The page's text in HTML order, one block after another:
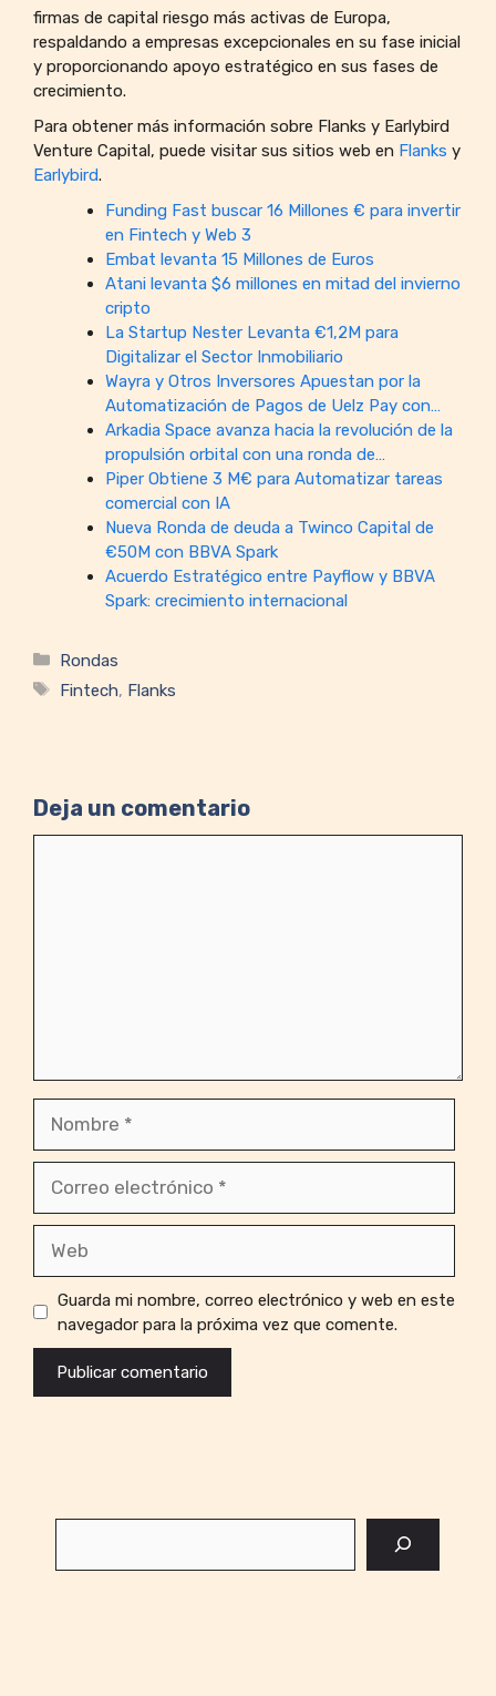
firmas de capital riesgo más activas de Europa,
respaldando a empresas excepcionales en su fase inicial
y proporcionando apoyo estratégico en sus fases de
crecimiento.
Para obtener más información sobre Flanks y Earlybird
Venture Capital, puede visitar sus sitios web en Flanks y
Earlybird.
Funding Fast buscar 16 Millones € para invertir
en Fintech y Web 3
Embat levanta 15 Millones de Euros
Atani levanta $6 millones en mitad del invierno
cripto
La Startup Nester Levanta €1,2M para
Digitalizar el Sector Inmobiliario
Wayra y Otros Inversores Apuestan por la
Automatización de Pagos de Uelz Pay con…
Arkadia Space avanza hacia la revolución de la
propulsión orbital con una ronda de…
Piper Obtiene 3 M€ para Automatizar tareas
comercial con IA
Nueva Ronda de deuda a Twinco Capital de
€50M con BBVA Spark
Acuerdo Estratégico entre Payflow y BBVA
Spark: crecimiento internacional
Categorías
Rondas
Etiquetas
Fintech, Flanks
Deja un comentario
electrónico
Guarda mi nombre, correo electrónico y web en este
navegador para la próxima vez que comente.